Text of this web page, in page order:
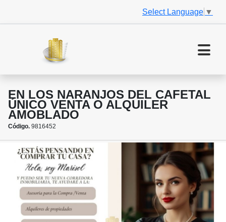
Select Language ▼
EN LOS NARANJOS DEL CAFETAL
ÚNICO VENTA O ALQUILER
AMOBLADO
Código. 9816452